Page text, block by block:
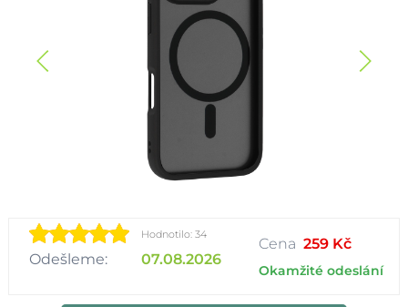
Hodnotilo: 34
Odešleme: 07.08.2026
Cena 259 Kč
Okamžité odeslání